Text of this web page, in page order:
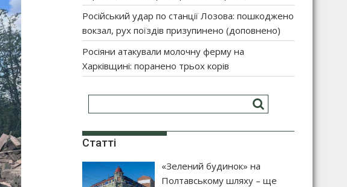
Російський удар по станції Лозова: пошкоджено
вокзал, рух поїздів призупинено (доповнено)
Росіяни атакували молочну ферму на
Харківщині: поранено трьох корів
Статті
«Зелений будинок» на
Полтавському шляху – ще